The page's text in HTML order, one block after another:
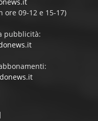
ore 09-12 e 15-17)
pubblicità: